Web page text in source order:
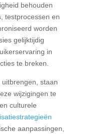
behouden
testprocessen en
worden
gelijktijdig
in
te breken.
staan
wijzigingen te
culturele
aanpassingen,